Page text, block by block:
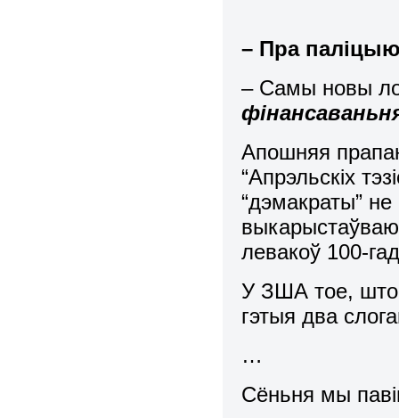
– Пра
– Самы новы
Апошняя
“Апрэльскіх
“дэмакраты”
левакоў 100-
У ЗША тое, што
гэтыя два
…
Сёньня мы